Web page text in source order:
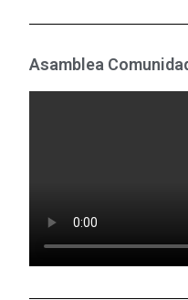
Asamblea